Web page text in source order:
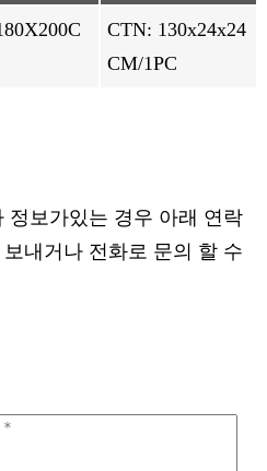
CTN: 130x24x24
CM/1PC
정보가있는 경우 아래 연락
내거나 전화로 문의 할 수